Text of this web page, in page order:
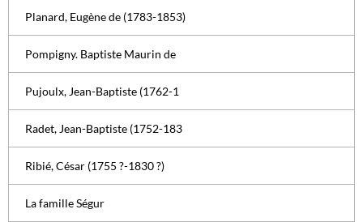
Planard, Eugène de (1783-1853)
Pompigny. Baptiste Maurin de
Pujoulx, Jean-Baptiste (1762-1
Radet, Jean-Baptiste (1752-183
Ribié, César (1755 ?-1830 ?)
La famille Ségur